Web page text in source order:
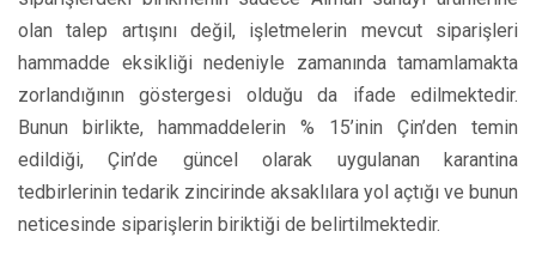
olan talep artışını değil, işletmelerin mevcut siparişleri
hammadde eksikliği nedeniyle zamanında tamamlamakta
zorlandığının göstergesi olduğu da ifade edilmektedir.
Bunun birlikte, hammaddelerin % 15’inin Çin’den temin
edildiği, Çin’de güncel olarak uygulanan karantina
tedbirlerinin tedarik zincirinde aksaklılara yol açtığı ve bunun
neticesinde siparişlerin biriktiği de belirtilmektedir.